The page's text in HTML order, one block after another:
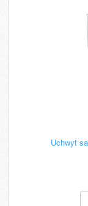
Uchwyt